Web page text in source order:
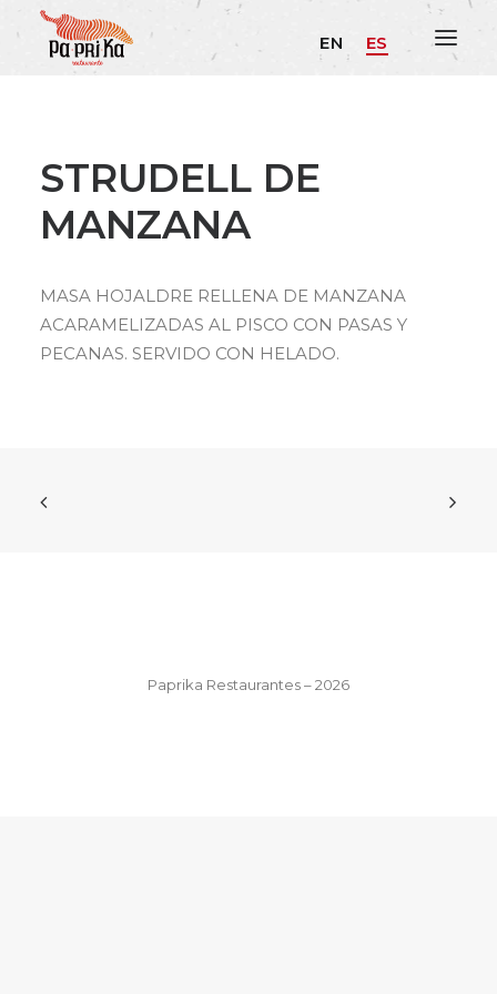
EN ES
STRUDELL DE
MANZANA
MASA HOJALDRE RELLENA DE MANZANA
ACARAMELIZADAS AL PISCO CON PASAS Y
PECANAS. SERVIDO CON HELADO.
Paprika Restaurantes – 2026